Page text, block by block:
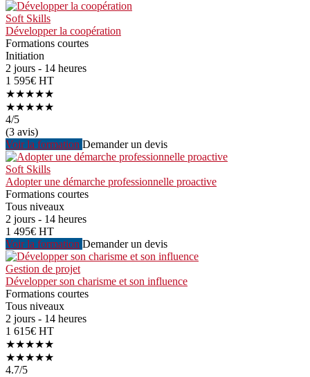
Soft Skills
Développer la coopération
Formations courtes
Initiation
2 jours - 14 heures
1 595€ HT
★★★★★
★★★★★
4/5
(3 avis)
Voir la formation Demander un devis
Soft Skills
Adopter une démarche professionnelle proactive
Formations courtes
Tous niveaux
2 jours - 14 heures
1 495€ HT
Voir la formation Demander un devis
Gestion de projet
Développer son charisme et son influence
Formations courtes
Tous niveaux
2 jours - 14 heures
1 615€ HT
★★★★★
★★★★★
4.7/5